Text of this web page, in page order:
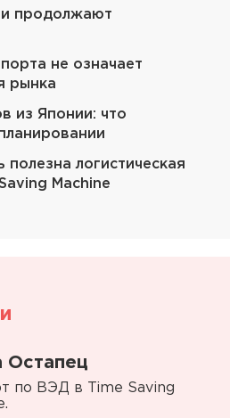
продолжают
не означает
рынка
из Японии: что
логистическая
Machine
Остапец
по ВЭД в Time Saving